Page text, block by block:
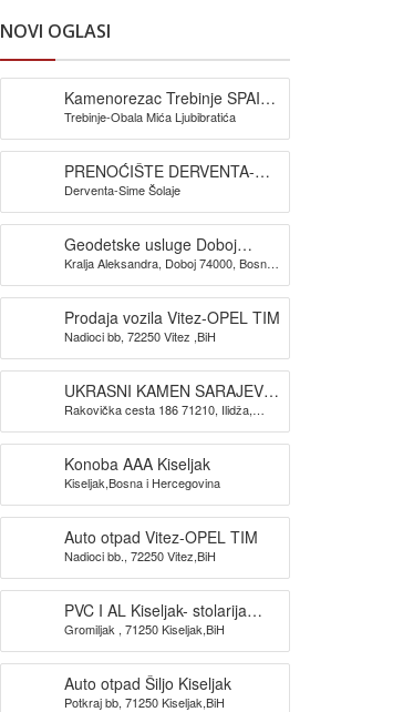
NOVI OGLASI
Kamenorezac Trebinje SPAIĆ-
izrada spomenika
Trebinje-Obala Mića Ljubibratića
PRENOĆIŠTE DERVENTA-
Pansion Šljuka
Derventa-Sime Šolaje
Geodetske usluge Doboj
GEOKONIKA
Kralja Aleksandra, Doboj 74000, Bosna i
Prodaja vozila Vitez-OPEL TIM
Nadioci bb, 72250 Vitez ,BiH
UKRASNI KAMEN SARAJEVO-
KAMEN DIZAJN SARAJEVO
Rakovička cesta 186 71210, Ilidža,
Konoba AAA Kiseljak
Kiseljak,Bosna i Hercegovina
Auto otpad Vitez-OPEL TIM
Nadioci bb., 72250 Vitez,BiH
PVC I AL Kiseljak- stolarija
BAUPLAST
Gromiljak , 71250 Kiseljak,BiH
Auto otpad Šiljo Kiseljak
Potkraj bb, 71250 Kiseljak,BiH